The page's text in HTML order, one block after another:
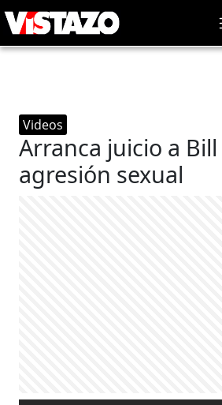
Videos
Arranca juicio a
agresión sexual